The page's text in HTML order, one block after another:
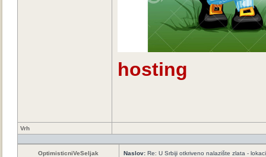
hosting
Vrh
OptimisticniVeSeljak Naslov: Re: U Srbiji otkriveno nalazište zlata -